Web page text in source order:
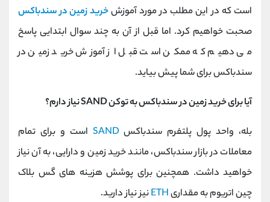
است که در این مطلب در مورد آموزشخرید زمین در سندباکس
صحبت خواهیم کرد. اما قبل از آن به چند سوال ابتدایی پاسخ
می دهیم که ممکن است قبل از آموزش خرید زمین در
سندباکس برای شما پیش بیاید.
آیا برای خرید زمین در سندباکس به توکن SAND نیاز دارم؟
بله، واحد پول پلتفرم سندباکسSAND است و برای تمام
معاملات در بازار سندباکس، مانند خرید زمین و دارایی، به آن نیاز
خواهید داشت. همچنین برای پوشش هزینه های گس بلاک
چین اتریوم به مقداریETHنیز نیاز دارید.
کانال تلگرام @alirezamehrabi_com